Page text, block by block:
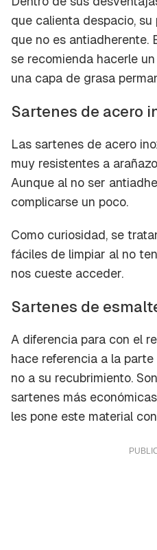
Guardar como
de iniciar sesión con tu
INICIAR SESIÓN
que calienta despacio,
que no es antiadherente.
se recomienda hacerle
una capa de grasa
Sartenes de acero
Las sartenes de acero
muy resistentes a
Aunque al no ser
complicarse un poco.
Como curiosidad, se
fáciles de limpiar al no
nos cueste acceder.
Sartenes de
A diferencia para con el
hace referencia a la
no a su recubrimiento.
sartenes más
les pone este material
Contenido
Gracias por
ACEPTAR